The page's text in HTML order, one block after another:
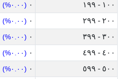
١٠٠ - ١٩٩ ٠ (٠.٠٠%)
٢٠٠ - ٢٩٩ ٠ (٠.٠٠%)
٣٠٠ - ٣٩٩ ٠ (٠.٠٠%)
٤٠٠ - ٤٩٩ ٠ (٠.٠٠%)
٥٠٠ - ٥٩٩ ٠ (٠.٠٠%)